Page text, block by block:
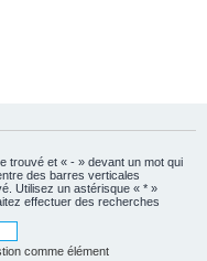
trouvé et « - » devant un mot qui
des barres verticales
Utilisez un astérisque « * »
effectuer des recherches
comme élément